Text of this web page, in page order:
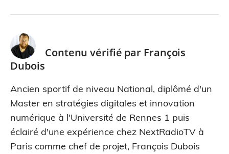
Contenu vérifié par François
Dubois
Ancien sportif de niveau National, diplômé d'un
Master en stratégies digitales et innovation
numérique à l'Université de Rennes 1 puis
éclairé d'une expérience chez NextRadioTV à
Paris comme chef de projet, François Dubois